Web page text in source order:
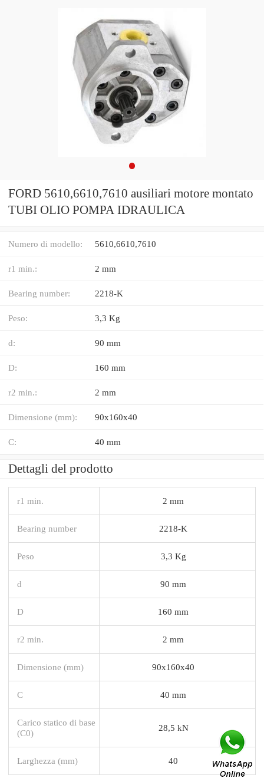
FORD 5610,6610,7610 ausiliari motore montato
TUBI OLIO POMPA IDRAULICA
Numero di modello: 5610,6610,7610
r1 min.: 2 mm
Bearing number: 2218-K
Peso: 3,3 Kg
d: 90 mm
D: 160 mm
r2 min.: 2 mm
Dimensione (mm): 90x160x40
C: 40 mm
Dettagli del prodotto
r1 min. 2 mm
Bearing number 2218-K
Peso 3,3 Kg
d 90 mm
D 160 mm
r2 min. 2 mm
Dimensione (mm) 90x160x40
C 40 mm
Carico statico di base
(C0)
28,5 kN
Larghezza (mm) 40